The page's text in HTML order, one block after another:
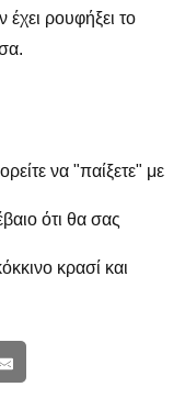
έχει ρουφήξει το
να "παίξετε" με
ότι θα σας
κρασί και